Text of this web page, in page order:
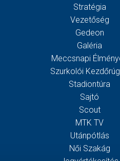
Stratégia
Vezetőség
Gedeon
Galéria
Meccsnapi
Szurkolói
Stadiontúra
Sajtó
Scout
MTK TV
Utánpótlás
Női Szakág